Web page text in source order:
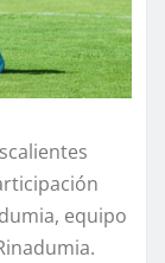
equipo